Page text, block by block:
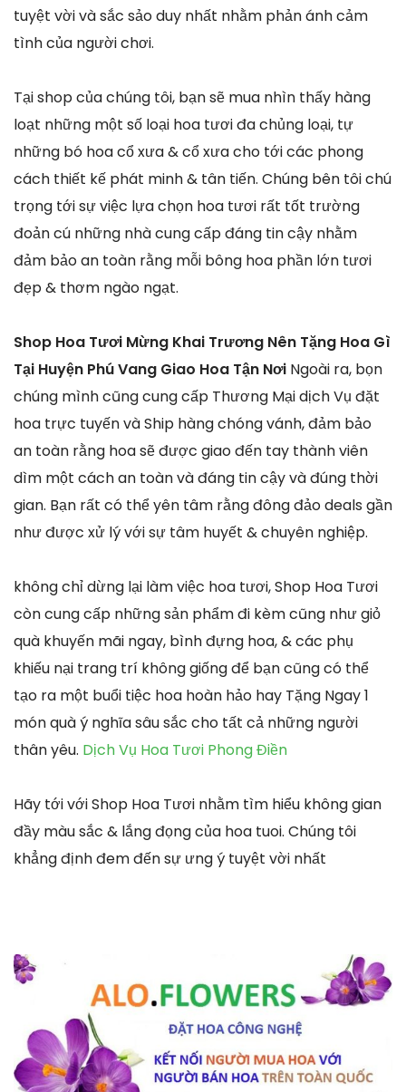
tuyệt vời và sắc sảo duy nhất nhằm phản ánh cảm
tình của người chơi.
Tại shop của chúng tôi, bạn sẽ mua nhìn thấy hàng
loạt những một số loại hoa tươi đa chủng loại, tự
những bó hoa cổ xưa & cổ xưa cho tới các phong
cách thiết kế phát minh & tân tiến. Chúng bên tôi chú
trọng tới sự việc lựa chọn hoa tươi rất tốt trường
đoản cú những nhà cung cấp đáng tin cậy nhằm
đảm bảo an toàn rằng mỗi bông hoa phần lớn tươi
đẹp & thơm ngào ngạt.
Shop Hoa Tươi Mừng Khai Trương Nên Tặng Hoa Gì
Tại Huyện Phú Vang Giao Hoa Tận Nơi Ngoài ra, bọn
chúng mình cũng cung cấp Thương Mại dịch Vụ đặt
hoa trực tuyến và Ship hàng chóng vánh, đảm bảo
an toàn rằng hoa sẽ được giao đến tay thành viên
dìm một cách an toàn và đáng tin cậy và đúng thời
gian. Bạn rất có thể yên tâm rằng đông đảo deals gần
như được xử lý với sự tâm huyết & chuyên nghiệp.
không chỉ dừng lại làm việc hoa tươi, Shop Hoa Tươi
còn cung cấp những sản phẩm đi kèm cũng như giỏ
quà khuyến mãi ngay, bình đựng hoa, & các phụ
khiếu nại trang trí không giống để bạn cũng có thể
tạo ra một buổi tiệc hoa hoàn hảo hay Tặng Ngay 1
món quà ý nghĩa sâu sắc cho tất cả những người
thân yêu. Dịch Vụ Hoa Tươi Phong Điền
Hãy tới với Shop Hoa Tươi nhằm tìm hiểu không gian
đầy màu sắc & lắng đọng của hoa tuoi. Chúng tôi
khẳng định đem đến sự ưng ý tuyệt vời nhất